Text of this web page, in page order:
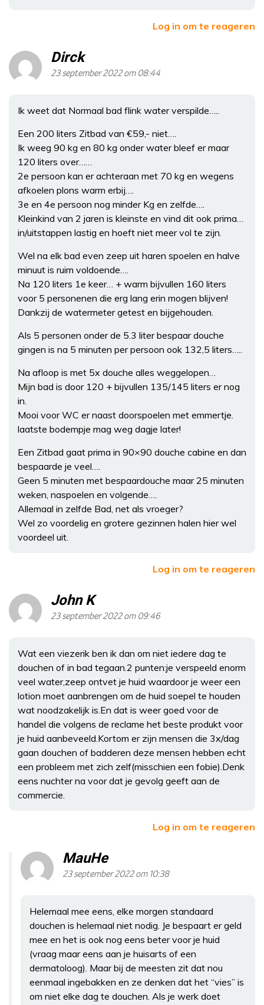
Log in om te reageren
Dirck
23 september 2022 om 08:44
Ik weet dat Normaal bad flink water verspilde…..
Een 200 liters Zitbad van €59,- niet….
Ik weeg 90 kg en 80 kg onder water bleef er maar
120 liters over……
2e persoon kan er achteraan met 70 kg en wegens
afkoelen plons warm erbij….
3e en 4e persoon nog minder Kg en zelfde….
Kleinkind van 2 jaren is kleinste en vind dit ook prima…
in/uitstappen lastig en hoeft niet meer vol te zijn.
Wel na elk bad even zeep uit haren spoelen en halve
minuut is ruim voldoende….
Na 120 liters 1e keer… + warm bijvullen 160 liters
voor 5 personenen die erg lang erin mogen blijven!
Dankzij de watermeter getest en bijgehouden.
Als 5 personen onder de 5.3 liter bespaar douche
gingen is na 5 minuten per persoon ook 132,5 liters…..
Na afloop is met 5x douche alles weggelopen…
Mijn bad is door 120 + bijvullen 135/145 liters er nog
in.
Mooi voor WC er naast doorspoelen met emmertje.
laatste bodempje mag weg dagje later!
Een Zitbad gaat prima in 90×90 douche cabine en dan
bespaarde je veel….
Geen 5 minuten met bespaardouche maar 25 minuten
weken, naspoelen en volgende….
Allemaal in zelfde Bad, net als vroeger?
Wel zo voordelig en grotere gezinnen halen hier wel
voordeel uit.
Log in om te reageren
John K
23 september 2022 om 09:46
Wat een viezerik ben ik dan om niet iedere dag te
douchen of in bad tegaan.2 punten:je verspeeld enorm
veel water,zeep ontvet je huid waardoor je weer een
lotion moet aanbrengen om de huid soepel te houden
wat noodzakelijk is.En dat is weer goed voor de
handel die volgens de reclame het beste produkt voor
je huid aanbeveeld.Kortom er zijn mensen die 3x/dag
gaan douchen of badderen deze mensen hebben echt
een probleem met zich zelf(misschien een fobie).Denk
eens nuchter na voor dat je gevolg geeft aan de
commercie.
Log in om te reageren
MauHe
23 september 2022 om 10:38
Helemaal mee eens, elke morgen standaard
douchen is helemaal niet nodig. Je bespaart er geld
mee en het is ook nog eens beter voor je huid
(vraag maar eens aan je huisarts of een
dermatoloog). Maar bij de meesten zit dat nou
eenmaal ingebakken en ze denken dat het “vies” is
om niet elke dag te douchen. Als je werk doet